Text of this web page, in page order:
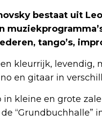
bestaat uit
tango’s,
kleurrijk,
en gitaar in
in kleine en grote
“Grundbuchhalle”